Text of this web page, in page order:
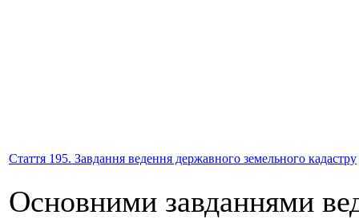
Стаття 195. Завдання ведення державного земельного кадастру
Основними завданнями